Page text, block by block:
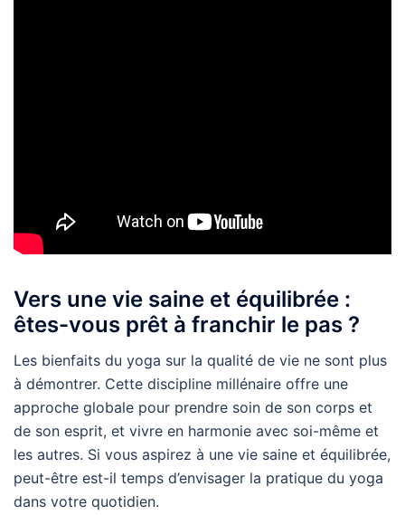
Vers une vie saine et équilibrée :
êtes-vous prêt à franchir le pas ?
Les bienfaits du yoga sur la qualité de vie ne sont plus
à démontrer. Cette discipline millénaire offre une
approche globale pour prendre soin de son corps et
de son esprit, et vivre en harmonie avec soi-même et
les autres. Si vous aspirez à une vie saine et équilibrée,
peut-être est-il temps d’envisager la pratique du yoga
dans votre quotidien.